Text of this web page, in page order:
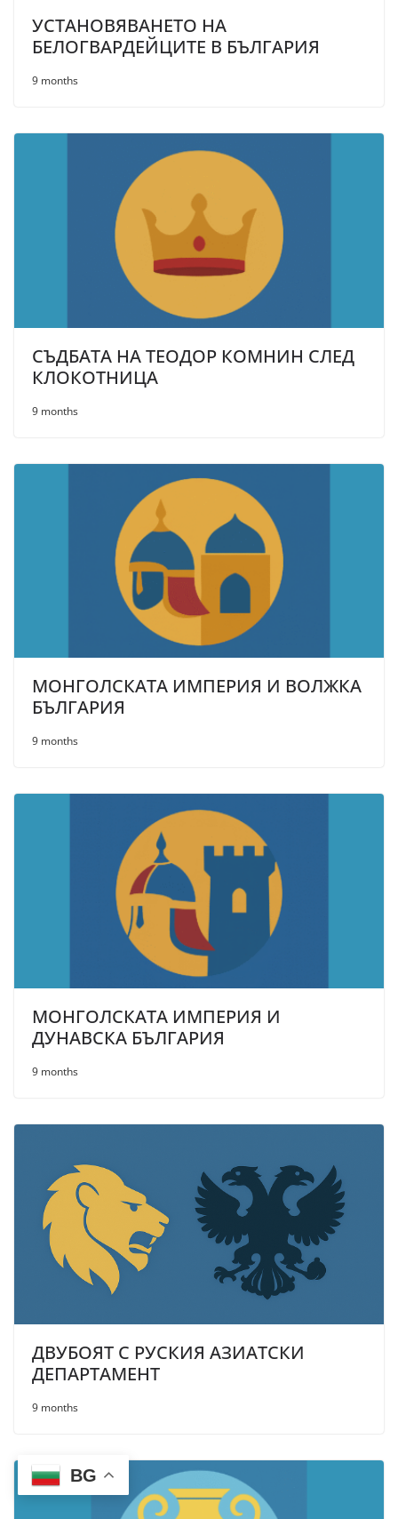
УСТАНОВЯВАНЕТО НА
БЕЛОГВАРДЕЙЦИТЕ В БЪЛГАРИЯ
9 months
СЪДБАТА НА ТЕОДОР КОМНИН СЛЕД
КЛОКОТНИЦА
9 months
МОНГОЛСКАТА ИМПЕРИЯ И ВОЛЖКА
БЪЛГАРИЯ
9 months
МОНГОЛСКАТА ИМПЕРИЯ И
ДУНАВСКА БЪЛГАРИЯ
9 months
ДВУБОЯТ С РУСКИЯ АЗИАТСКИ
ДЕПАРТАМЕНТ
9 months
BG